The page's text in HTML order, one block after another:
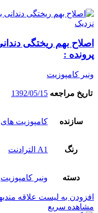
نزدیک
اصلاح بهم ریختگی
پرونده :
ونیر کامپوزیت
تاریخ مراجعه 1392/05/15
سازنده کامپوزیت
رنگ A1 الترادنت
دسته ونیر کامپوزیت
افزودن به لیست علاقه
مشاهده سریع